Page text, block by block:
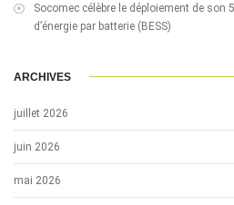
Socomec célèbre le déploiement de son
d’énergie par batterie (BESS)
ARCHIVES
juillet 2026
juin 2026
mai 2026